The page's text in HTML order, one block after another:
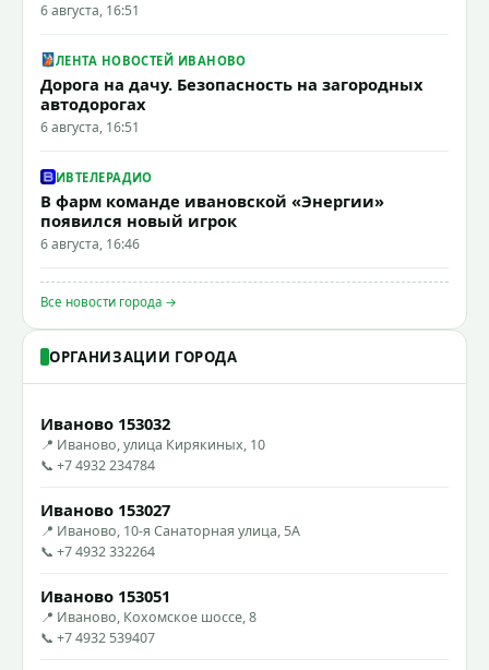
6 августа, 16:51
ЛЕНТА НОВОСТЕЙ ИВАНОВО
Дорога на дачу. Безопасность на загородных
автодорогах
6 августа, 16:51
ИВТЕЛЕРАДИО
В фарм команде ивановской «Энергии»
появился новый игрок
6 августа, 16:46
Все новости города →
ОРГАНИЗАЦИИ ГОРОДА
Иваново 153032
📍 Иваново, улица Кирякиных, 10
📞 +7 4932 234784
Иваново 153027
📍 Иваново, 10-я Санаторная улица, 5А
📞 +7 4932 332264
Иваново 153051
📍 Иваново, Кохомское шоссе, 8
📞 +7 4932 539407